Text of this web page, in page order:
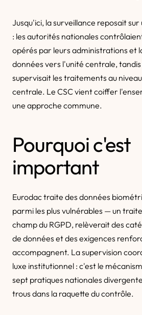
Jusqu'ici, la surveillance reposait
: les autorités nationales
opérés par leurs administrations et
données vers l'unité centrale, tandis
supervisait les traitements au
centrale. Le CSC vient coiffer
une approche commune.
Pourquoi c'est
important
Eurodac traite des données
parmi les plus vulnérables — un
champ du RGPD, relèverait des
de données et des exigences
accompagnent. La supervision
luxe institutionnel : c'est le
sept pratiques nationales
trous dans la raquette du contrôle.